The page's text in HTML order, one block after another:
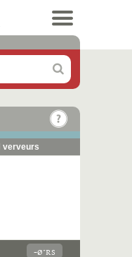
verveurs
-øˑʀs